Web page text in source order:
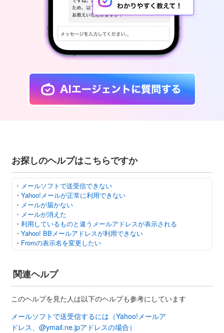
お探しのヘルプはこちらですか
・ メールソフトで送受信できない
・ Yahoo!メールが正常に利用できない
・ メールが届かない
・ メールが消えた
・ 利用しているものと違うメールアドレスが表示される
・ Yahoo! BBメールアドレスが利用できない
・ Fromの表示名を変更したい
関連ヘルプ
このヘルプを見た人は以下のヘルプも参考にしています
メールソフトで送受信するには（Yahoo!メールア
ドレス、@ymail.ne.jpアドレスの場合）